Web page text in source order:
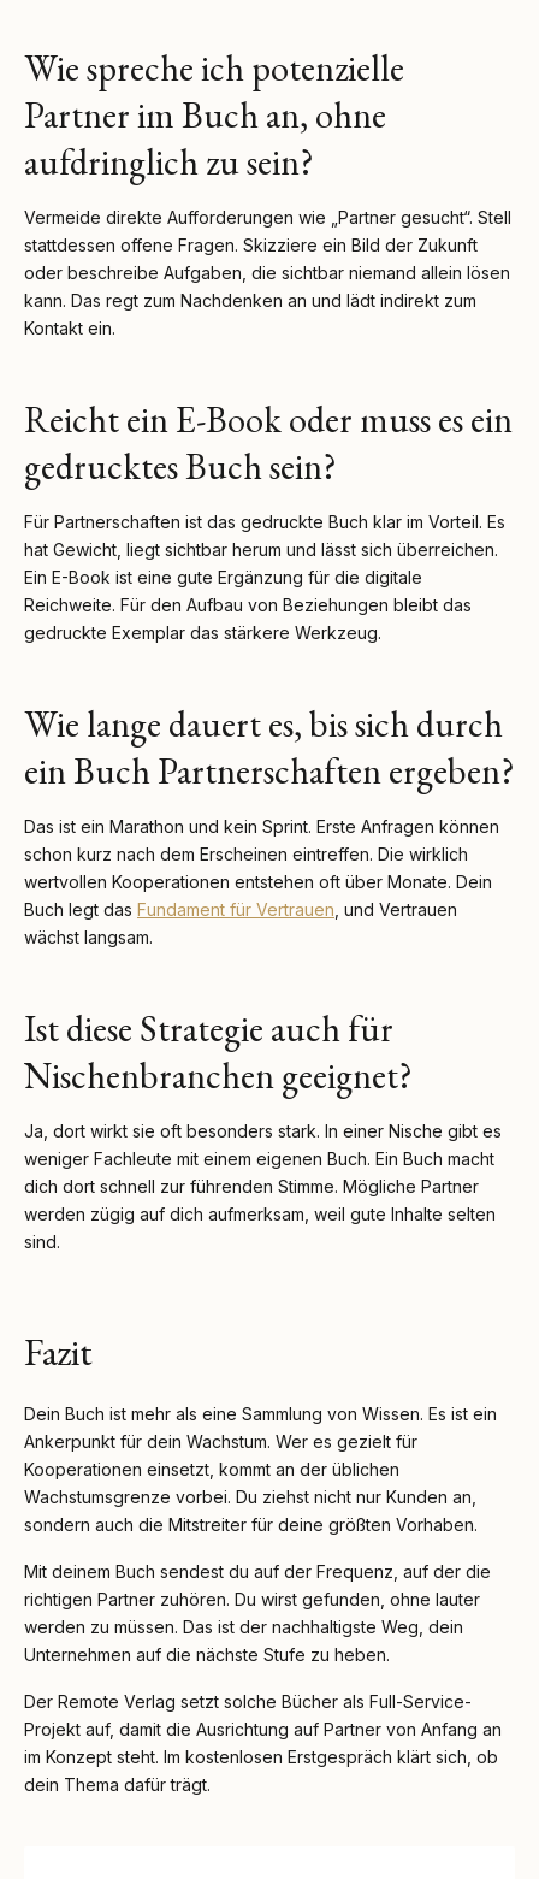
Wie spreche ich potenzielle
Partner im Buch an, ohne
aufdringlich zu sein?
Vermeide direkte Aufforderungen wie „Partner gesucht“. Stell
stattdessen offene Fragen. Skizziere ein Bild der Zukunft
oder beschreibe Aufgaben, die sichtbar niemand allein lösen
kann. Das regt zum Nachdenken an und lädt indirekt zum
Kontakt ein.
Reicht ein E-Book oder muss es ein
gedrucktes Buch sein?
Für Partnerschaften ist das gedruckte Buch klar im Vorteil. Es
hat Gewicht, liegt sichtbar herum und lässt sich überreichen.
Ein E-Book ist eine gute Ergänzung für die digitale
Reichweite. Für den Aufbau von Beziehungen bleibt das
gedruckte Exemplar das stärkere Werkzeug.
Wie lange dauert es, bis sich durch
ein Buch Partnerschaften ergeben?
Das ist ein Marathon und kein Sprint. Erste Anfragen können
schon kurz nach dem Erscheinen eintreffen. Die wirklich
wertvollen Kooperationen entstehen oft über Monate. Dein
Buch legt das Fundament für Vertrauen , und Vertrauen
wächst langsam.
Ist diese Strategie auch für
Nischenbranchen geeignet?
Ja, dort wirkt sie oft besonders stark. In einer Nische gibt es
weniger Fachleute mit einem eigenen Buch. Ein Buch macht
dich dort schnell zur führenden Stimme. Mögliche Partner
werden zügig auf dich aufmerksam, weil gute Inhalte selten
sind.
Fazit
Dein Buch ist mehr als eine Sammlung von Wissen. Es ist ein
Ankerpunkt für dein Wachstum. Wer es gezielt für
Kooperationen einsetzt, kommt an der üblichen
Wachstumsgrenze vorbei. Du ziehst nicht nur Kunden an,
sondern auch die Mitstreiter für deine größten Vorhaben.
Mit deinem Buch sendest du auf der Frequenz, auf der die
richtigen Partner zuhören. Du wirst gefunden, ohne lauter
werden zu müssen. Das ist der nachhaltigste Weg, dein
Unternehmen auf die nächste Stufe zu heben.
Der Remote Verlag setzt solche Bücher als Full-Service-
Projekt auf, damit die Ausrichtung auf Partner von Anfang an
im Konzept steht. Im kostenlosen Erstgespräch klärt sich, ob
dein Thema dafür trägt.